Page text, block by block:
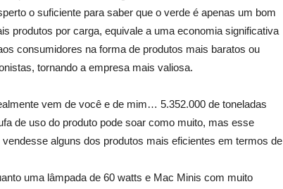
o suficiente para saber que o verde é apenas um bom
produtos por carga, equivale a uma economia significativa
consumidores na forma de produtos mais baratos ou
tornando a empresa mais valiosa.
vem de você e de mim… 5.352.000 de toneladas
de uso do produto pode soar como muito, mas esse
alguns dos produtos mais eficientes em termos de
uma lâmpada de 60 watts e Mac Minis com muito